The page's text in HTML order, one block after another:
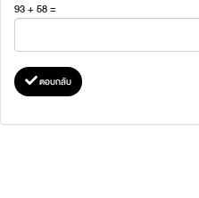
93 + 58 =
ตอบกลับ